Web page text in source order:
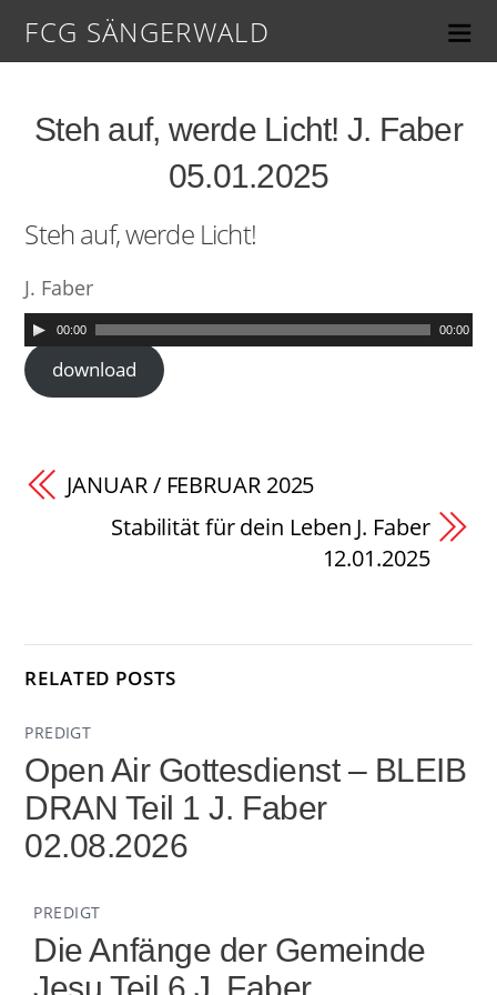
FCG SÄNGERWALD
Steh auf, werde Licht! J. Faber
05.01.2025
Steh auf, werde Licht!
J. Faber
00:00 00:00
download
JANUAR / FEBRUAR 2025
Stabilität für dein Leben J. Faber
12.01.2025
RELATED POSTS
PREDIGT
Open Air Gottesdienst – BLEIB
DRAN Teil 1 J. Faber
02.08.2026
PREDIGT
Die Anfänge der Gemeinde
Jesu Teil 6 J. Faber